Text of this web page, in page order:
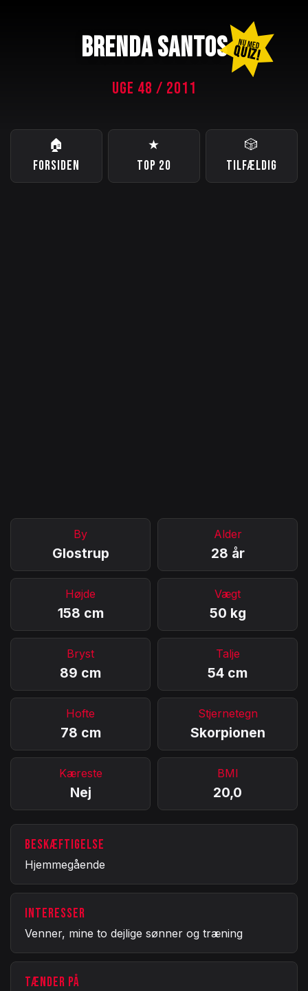
BRENDA SANTOS NU MED
QUIZ!
UGE 48 / 2011
🏠
FORSIDEN
★
TOP 20
🎲
TILFÆLDIG
By
Glostrup
Alder
28 år
Højde
158 cm
Vægt
50 kg
Bryst
89 cm
Talje
54 cm
Hofte
78 cm
Stjernetegn
Skorpionen
Kæreste
Nej
BMI
20,0
BESKÆFTIGELSE
Hjemmegående
INTERESSER
Venner, mine to dejlige sønner og træning
TÆNDER PÅ